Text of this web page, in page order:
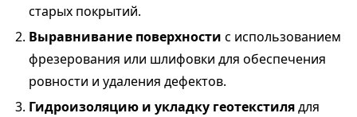
старых покрытий.
Выравнивание поверхности с использованием
фрезерования или шлифовки для обеспечения
ровности и удаления дефектов.
Гидроизоляцию и укладку геотекстилядля